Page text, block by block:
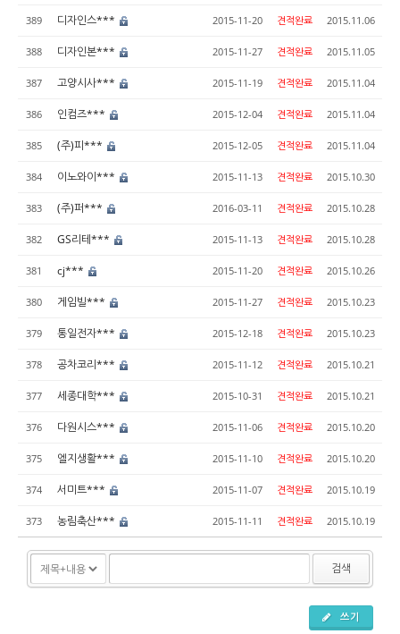
389 디자인스*** 2015-11-20 견적완료 2015.11.06
388 디자인본*** 2015-11-27 견적완료 2015.11.05
387 고양시사*** 2015-11-19 견적완료 2015.11.04
386 인컴즈*** 2015-12-04 견적완료 2015.11.04
385 (주)피*** 2015-12-05 견적완료 2015.11.04
384 이노와이*** 2015-11-13 견적완료 2015.10.30
383 (주)퍼*** 2016-03-11 견적완료 2015.10.28
382 GS리테*** 2015-11-13 견적완료 2015.10.28
381 cj*** 2015-11-20 견적완료 2015.10.26
380 게임빌*** 2015-11-27 견적완료 2015.10.23
379 통일전자*** 2015-12-18 견적완료 2015.10.23
378 공차코리*** 2015-11-12 견적완료 2015.10.21
377 세종대학*** 2015-10-31 견적완료 2015.10.21
376 다원시스*** 2015-11-06 견적완료 2015.10.20
375 엘지생활*** 2015-11-10 견적완료 2015.10.20
374 서미트*** 2015-11-07 견적완료 2015.10.19
373 농림축산*** 2015-11-11 견적완료 2015.10.19
검색
쓰기